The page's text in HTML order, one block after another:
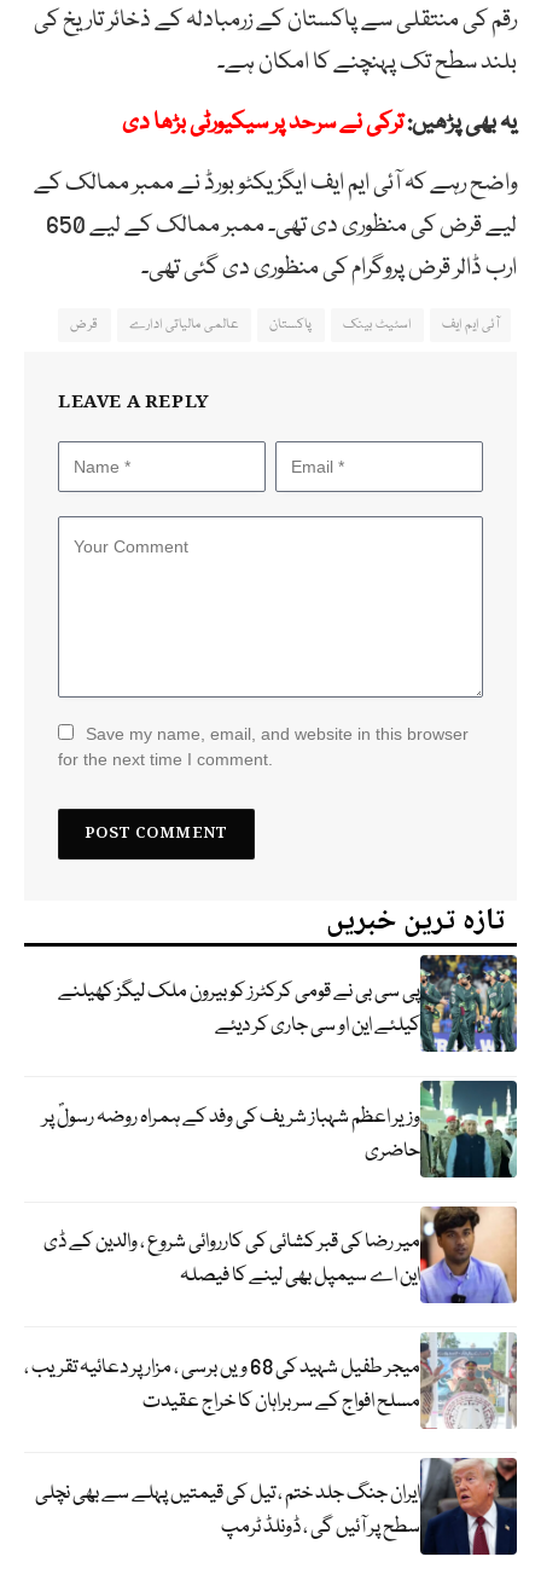
رقم کی منتقلی سے پاکستان کے زرمبادلہ کے ذخائر تاریخ کی
بلند سطح تک پہنچنے کا امکان ہے۔
یہ بھی پڑھیں:ترکی نے سرحد پر سیکیورٹی بڑھا دی
واضح رہے کہ آئی ایم ایف ایگزیکٹو بورڈ نے ممبر ممالک کے
لیے قرض کی منظوری دی تھی۔ ممبر ممالک کے لیے 650
ارب ڈالر قرض پروگرام کی منظوری دی گئی تھی۔
آئی ایم ایف اسٹیٹ بینک پاکستان عالمی مالیاتی ادارے قرض
LEAVE A REPLY
Save my name, email, and website in this browser
for the next time I comment.
تازہ ترین خبریں
پی سی بی نے قومی کرکٹرز کو بیرون ملک لیگز کھیلنے
کیلئے این او سی جاری کر دیئے
وزیر اعظم شہباز شریف کی وفد کے ہمراہ روضہ رسولؐ پر
حاضری
میر رضا کی قبر کشائی کی کارروائی شروع ، والدین کے ڈی
این اے سیمپل بھی لینے کا فیصلہ
میجر طفیل شہید کی 68 ویں برسی ، مزار پر دعائیہ تقریب ،
مسلح افواج کے سربراہان کا خراج عقیدت
ایران جنگ جلد ختم ، تیل کی قیمتیں پہلے سے بھی نچلی
سطح پر آئیں گی ، ڈونلڈ ٹرمپ